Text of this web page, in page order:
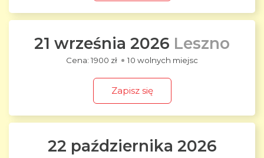
21 września 2026 Leszno
1900 zł 10 wolnych miejsc
Zapisz się
22 października 2026